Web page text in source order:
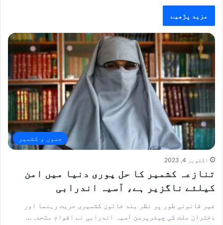
مزید پڑھیے
جموں و کشمیر
اکتوبر 4, 2023
تنازعہ کشمیر کا حل پوری دنیا میں امن
کیلئے ناگزیر ہے، آسیہ اندرابی
غیر قانونی طور پر نظر بند خاتون کشمیری حریت رہنما اور
دختران ملت کی چیئرپرسن آسیہ اندرابی نے اقوام متحدہ…